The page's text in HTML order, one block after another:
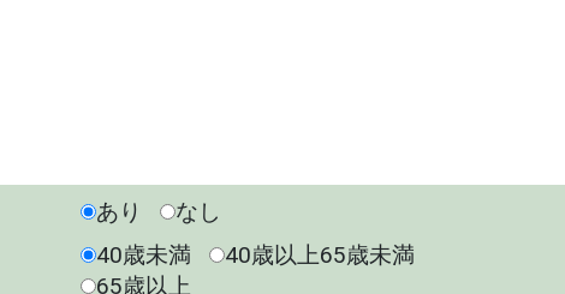
あり
なし
40歳未満
40歳以上65歳未満
65歳以上